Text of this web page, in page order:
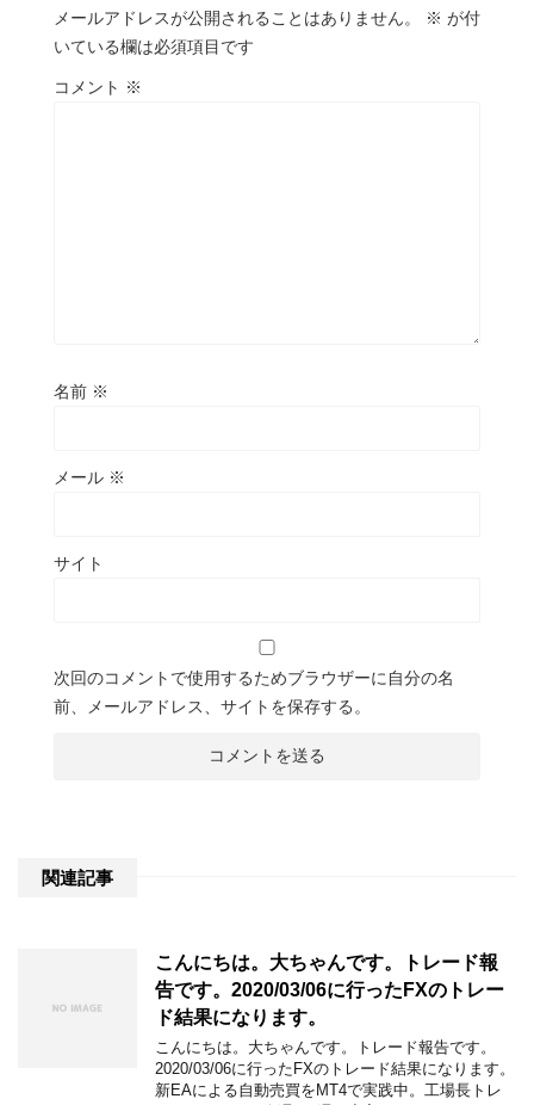
メールアドレスが公開されることはありません。 ※ が付
いている欄は必須項目です
コメント ※
名前 ※
メール ※
サイト
次回のコメントで使用するためブラウザーに自分の名
前、メールアドレス、サイトを保存する。
関連記事
こんにちは。大ちゃんです。トレード報
告です。2020/03/06に行ったFXのトレー
ド結果になります。
こんにちは。大ちゃんです。トレード報告です。
2020/03/06に行ったFXのトレード結果になります。
新EAによる自動売買をMT4で実践中。工場長トレ